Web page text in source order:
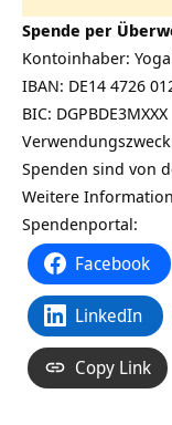
Spende per
Kontoinhaber: Yoga
IBAN: DE14 4726
BIC: DGPBDE3MXXX
Spenden sind von
Weitere
Spendenportal:
Facebook
LinkedIn
Copy Link